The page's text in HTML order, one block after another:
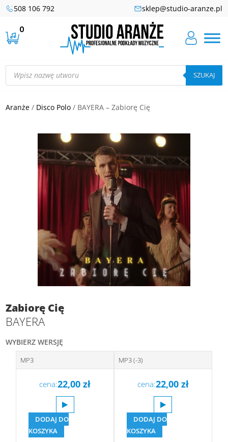
508 106 792 sklep@studio-aranze.pl
0
Wyszukiwarka
produktów SZUKAJ
Aranże / Disco Polo / BAYERA – Zabiorę Cię
Zabiorę Cię
BAYERA
WYBIERZ WERSJĘ
MP3
cena:22,00zł
DODAJ DO
KOSZYKA
MP3 (-3)
cena:22,00 zł
DODAJ DO
KOSZYKA